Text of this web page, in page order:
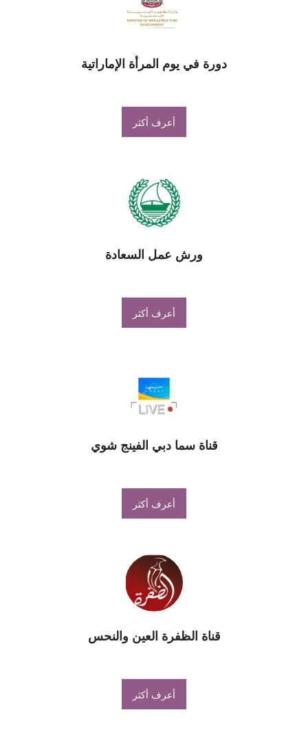
دورة في يوم المرأة الإماراتية
أعرف أكثر
ورش عمل السعادة
أعرف أكثر
قناة سما دبي الفينج شوي
أعرف أكثر
قناة الظفرة العين والنحس
أعرف أكثر